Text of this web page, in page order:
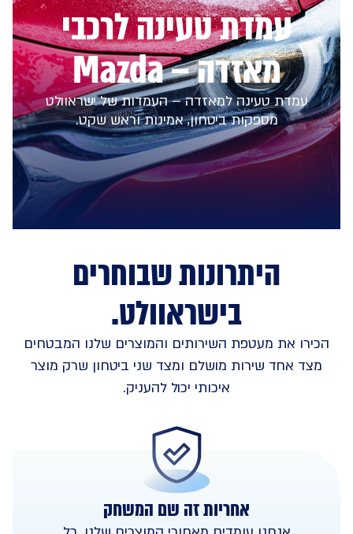
עמדת טעינה לרכבי
מאזדה – Mazda
עמדת טעינה למאזדה – העמדות של ישראוולט
מספקות ביטחון, אמינות וראש שקט.
היתרונות שבוחרים
בישראוולט.
הכירו את מעטפת השירותים והמוצרים שלנו המבטחים
מצד אחד שירות מושלם ומצד שני ביטחון שרק מוצר
איכותי יכול להעניק.
אחריות זה שם המשחק